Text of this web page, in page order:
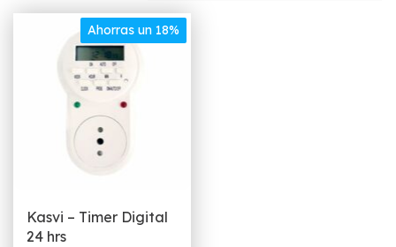
Ahorras un 18%
Kasvi – Timer Digital
24 hrs